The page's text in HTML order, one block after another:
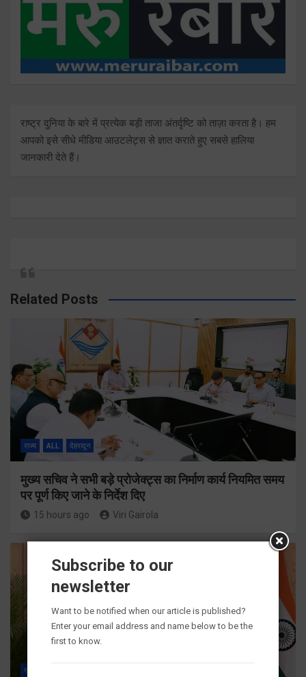
राष्ट्र दुनिया के बारे में प्रत्येक बड़ी ताजा अंतर्दृष्टि को ताज़ा करता है। हम
आपको इसे सीधे मीडिया आउटलेट्स से ज्ञात कराते हुए सबसे हालिया
जानकारी देते हैं।
Related Posts
राज्य ALL देहरादून
मुख्य सचिव ने सभी बड़े प्रोजेक्ट्स का निर्माण कार्य नियमित समय
पर पूर्ण किए जाने के निर्देश दिए
15 hours ago Viri Gairola
राज्य
Subscribe to our
newsletter
Want to be notified when our article is published?
Enter your email address and name below to be the
first to know.